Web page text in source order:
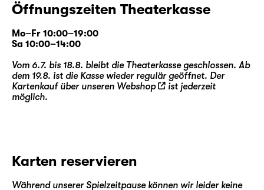
Öffnungszeiten Theaterkasse
Mo–Fr 10:00–19:00
Sa 10:00–14:00
Vom 6.7. bis 18.8. bleibt die Theaterkasse geschlossen. Ab
dem 19.8. ist die Kasse wieder regulär geöffnet. Der
Kartenkauf über unseren Webshop
ist jederzeit
möglich.
Karten reservieren
Während unserer Spielzeitpause können wir leider keine